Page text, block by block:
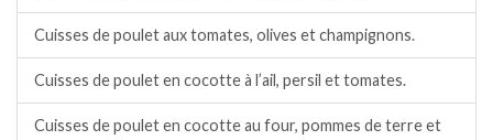
Cuisses de poulet aux tomates, olives et champignons.
Cuisses de poulet en cocotte à l’ail, persil et tomates.
Cuisses de poulet en cocotte au four, pommes de terre et